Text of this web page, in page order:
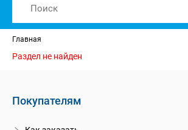
Главная
Раздел не найден
Покупателям